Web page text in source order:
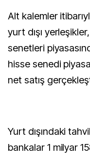
Alt kalemler
yurt dışı
senetleri
hisse senedi
net satış
Yurt dışındaki
bankalar 1 milyar